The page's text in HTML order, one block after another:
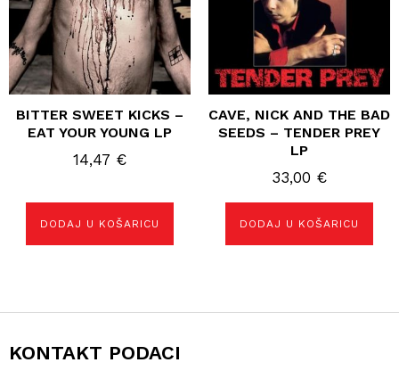
BITTER SWEET KICKS –
EAT YOUR YOUNG LP
14,47 €
DODAJ U KOŠARICU
CAVE, NICK AND THE BAD
SEEDS – TENDER PREY
LP
33,00 €
DODAJ U KOŠARICU
KONTAKT PODACI